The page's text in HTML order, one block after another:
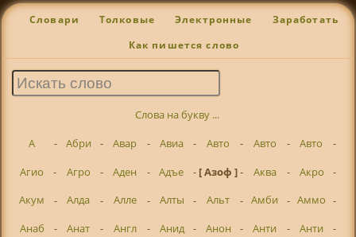
Словари Толковые Электронные Заработать
Как пишется слово
Слова на букву ...
А
- Абри - Авар - Авиа - Авто - Авто - Авто
-
Агио
- Агро - Аден - Адъе - [ Азоф ]- Аква - Акро
-
Акум
- Алда - Алле - Алты - Альт - Амби - Аммо -
Анаб
- Анат - Англ - Анид - Анон - Анти - Анти
-